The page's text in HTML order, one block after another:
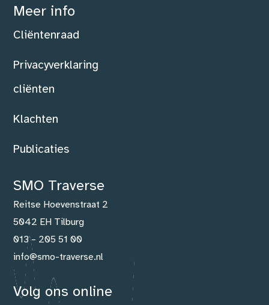
Meer info
Cliëntenraad
Privacyverklaring
cliënten
Klachten
Publicaties
SMO Traverse
Reitse Hoevenstraat 2
5042 EH Tilburg
013 – 205 51 00
info@smo-traverse.nl
Volg ons online